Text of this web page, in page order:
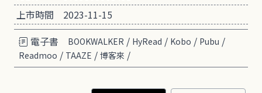
上市時間
2023-11-15
電子書
BOOKWALKER / HyRead / Kobo / Pubu /
Readmoo / TAAZE / 博客來 /